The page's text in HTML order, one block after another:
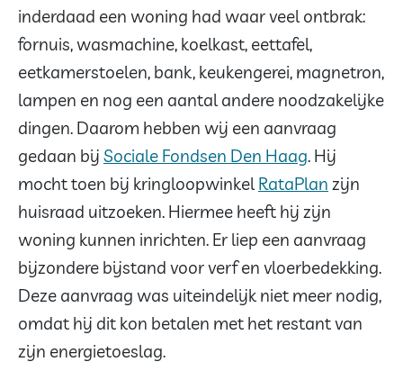
inderdaad een woning had waar veel ontbrak:
fornuis, wasmachine, koelkast, eettafel,
eetkamerstoelen, bank, keukengerei, magnetron,
lampen en nog een aantal andere noodzakelijke
dingen. Daarom hebben wij een aanvraag
gedaan bij Sociale Fondsen Den Haag. Hij
mocht toen bij kringloopwinkel RataPlan zijn
huisraad uitzoeken. Hiermee heeft hij zijn
woning kunnen inrichten. Er liep een aanvraag
bijzondere bijstand voor verf en vloerbedekking.
Deze aanvraag was uiteindelijk niet meer nodig,
omdat hij dit kon betalen met het restant van
zijn energietoeslag.